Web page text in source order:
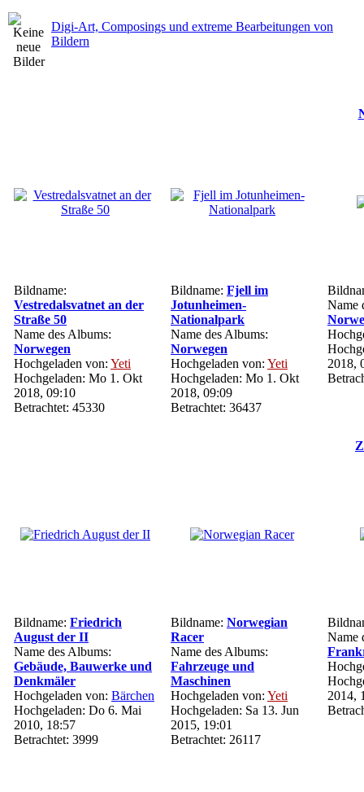
Digi-Art, Composings und extreme Bearbeitungen von
Bildern
Bildname:
Vestredalsvatnet an der
Straße 50
Name des Albums:
Norwegen
Hochgeladen von: Yeti
Hochgeladen: Mo 1. Okt
2018, 09:10
Betrachtet: 45330
Bildname: Fjell im
Jotunheimen-
Nationalpark
Name des Albums:
Norwegen
Hochgeladen von: Yeti
Hochgeladen: Mo 1. Okt
2018, 09:09
Betrachtet: 36437
Name
2018,
Bildname: Friedrich
August der II
Name des Albums:
Gebäude, Bauwerke und
Denkmäler
Hochgeladen von: Bärchen
Hochgeladen: Do 6. Mai
2010, 18:57
Betrachtet: 3999
Bildname: Norwegian
Racer
Name des Albums:
Fahrzeuge und
Maschinen
Hochgeladen von: Yeti
Hochgeladen: Sa 13. Jun
2015, 19:01
Betrachtet: 26117
Name
2014,